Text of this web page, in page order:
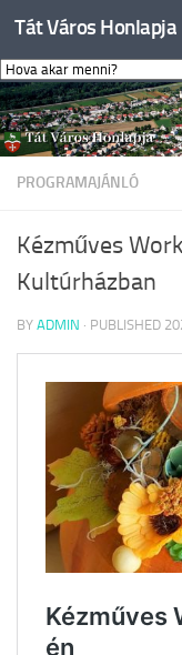
Skip to content
Tát Város Honlapja
PROGRAMAJÁNLÓ
Kézműves
Kultúrházban
BY ADMIN · PUBLISHED